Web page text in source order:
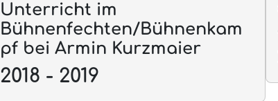
Unterricht im
Bühnenfechten/Bühnenkam
pf bei Armin Kurzmaier
2018 - 2019